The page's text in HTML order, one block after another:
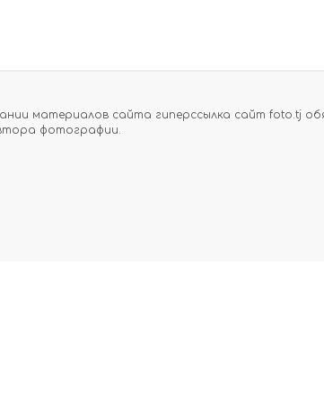
материалов сайта гиперссылка сайт foto.tj
фотографии.